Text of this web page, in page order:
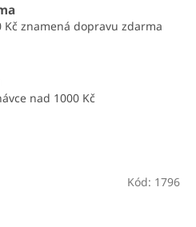
Kč znamená dopravu zdarma
nad 1000 Kč
Kód: 1796